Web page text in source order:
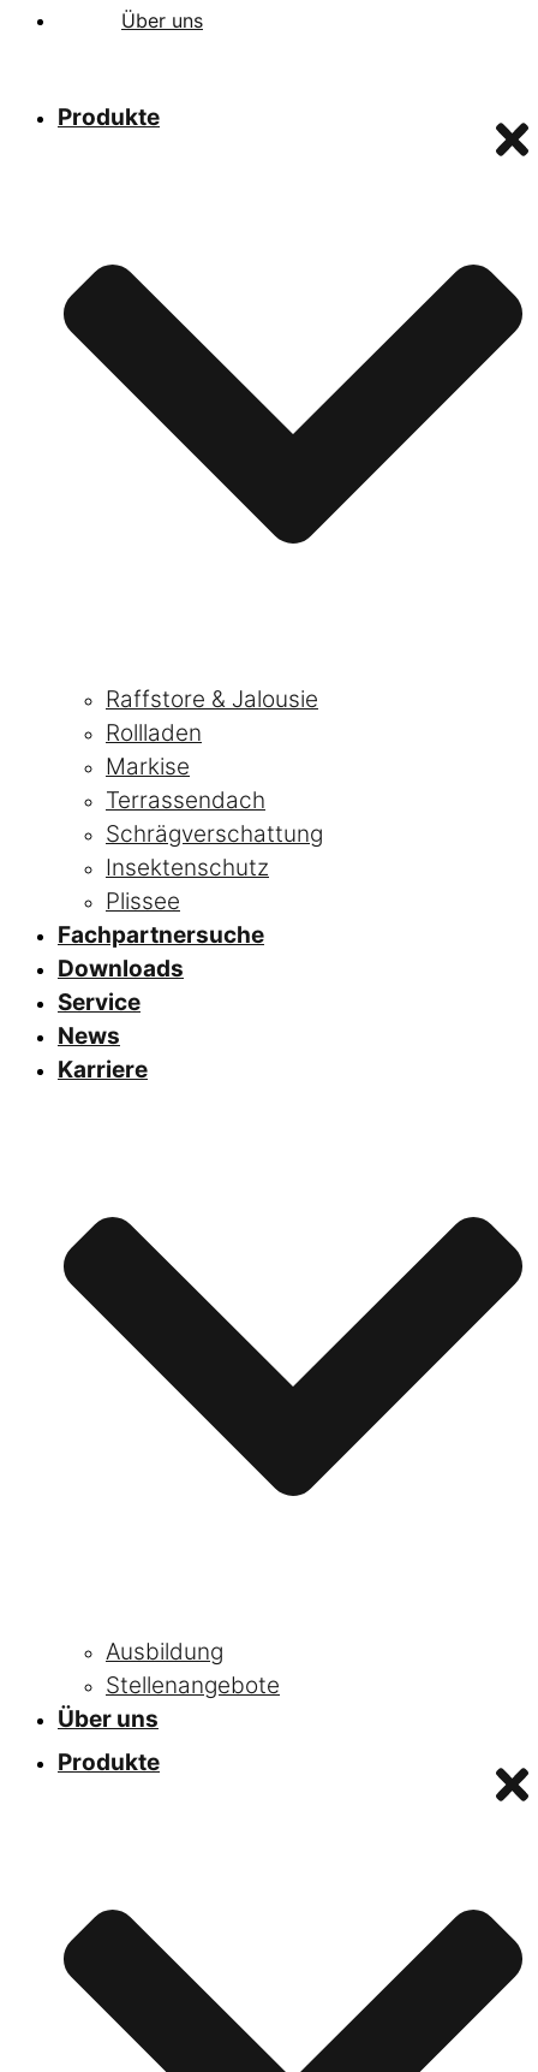
Über uns
Produkte
Raffstore & Jalousie
Rollladen
Markise
Terrassendach
Schrägverschattung
Insektenschutz
Plissee
Fachpartnersuche
Downloads
Service
News
Karriere
Ausbildung
Stellenangebote
Über uns
Produkte